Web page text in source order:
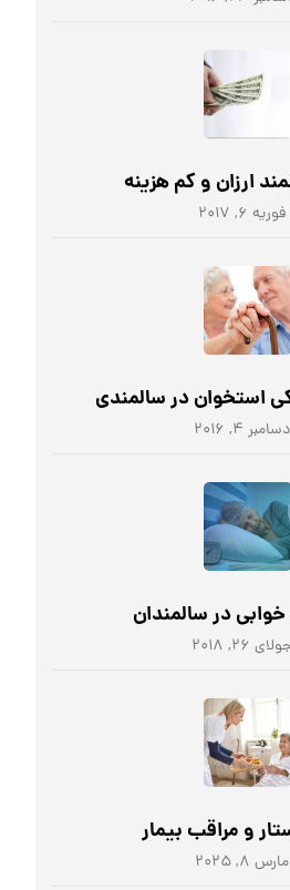
ارزان و کم هزینه
فوریه ۶, ۲۰۱۷
استخوان در سالمندی
دسامبر ۴, ۲۰۱۶
در سالمندان
۲۶, ۲۰۱۸
و مراقب بیمار
مارس ۸, ۲۰۲۵